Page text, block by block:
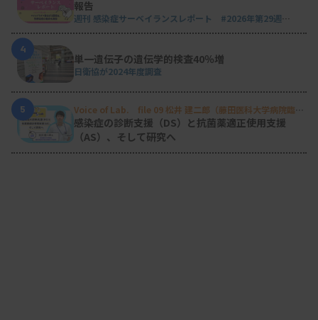
報告
週刊 感染症サーベイランスレポート #2026年第29週
4
単一遺伝子の遺伝学的検査40％増
日衛協が2024年度調査
5
Voice of Lab. file 09 松井 建二郎（藤田医科大学病院臨床
検査部微生物遺伝子検査室）
感染症の診断支援（DS）と抗菌薬適正使用支援
（AS）、そして研究へ